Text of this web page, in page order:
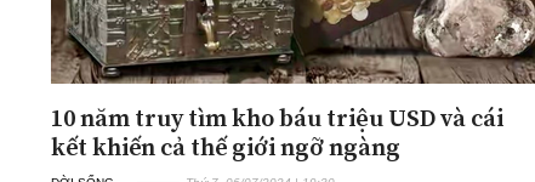
10 năm truy tìm kho báu triệu USD và cái
kết khiến cả thế giới ngỡ ngàng